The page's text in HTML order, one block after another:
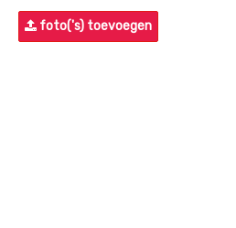
foto('s) toevoegen